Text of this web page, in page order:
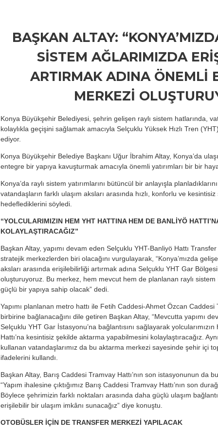
BAŞKAN ALTAY:
SİSTEM AĞLARIMIZDA
ARTIRMAK ADINA ÖNEMLİ
MERKEZİ
Konya Büyükşehir Belediyesi, şehrin gelişen raylı sistem hatlarında,
kolaylıkla geçişini sağlamak amacıyla Selçuklu Yüksek Hızlı Tren
ediyor.
Konya Büyükşehir Belediye Başkanı Uğur İbrahim Altay, Konya’da
entegre bir yapıya kavuşturmak amacıyla önemli yatırımları bir bir
Konya’da raylı sistem yatırımlarını bütüncül bir anlayışla
vatandaşların farklı ulaşım aksları arasında hızlı, konforlu ve
hedeflediklerini söyledi.
“YOLCULARIMIZIN HEM YHT HATTINA HEM DE BANLİYÖ
KOLAYLAŞTIRACAĞIZ”
Başkan Altay, yapımı devam eden Selçuklu YHT-Banliyö Hattı
stratejik merkezlerden biri olacağını vurgulayarak, “Konya’mızda
aksları arasında erişilebilirliği artırmak adına Selçuklu YHT Gar
oluşturuyoruz. Bu merkez, hem mevcut hem de planlanan raylı sistem
güçlü bir yapıya sahip olacak” dedi.
Yapımı planlanan metro hattı ile Fetih Caddesi-Ahmet Özcan Caddesi
birbirine bağlanacağını dile getiren Başkan Altay, “Mevcutta yapımı
Selçuklu YHT Gar İstasyonu’na bağlantısını sağlayarak
Hattı’na kesintisiz şekilde aktarma yapabilmesini kolaylaştıracağız.
kullanan vatandaşlarımız da bu aktarma merkezi sayesinde şehir içi
ifadelerini kullandı.
Başkan Altay, Barış Caddesi Tramvay Hattı’nın son istasyonunun da
“Yapım ihalesine çıktığımız Barış Caddesi Tramvay Hattı’nın son
Böylece şehrimizin farklı noktaları arasında daha güçlü ulaşım
erişilebilir bir ulaşım imkânı sunacağız” diye konuştu.
OTOBÜSLER İÇİN DE TRANSFER MERKEZİ YAPILACAK